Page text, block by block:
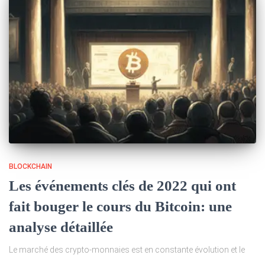
BLOCKCHAIN
Les événements clés de 2022 qui ont
fait bouger le cours du Bitcoin: une
analyse détaillée
Le marché des crypto-monnaies est en constante évolution et le